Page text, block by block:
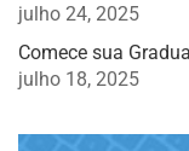
julho 24, 2025
Comece sua
julho 18, 2025